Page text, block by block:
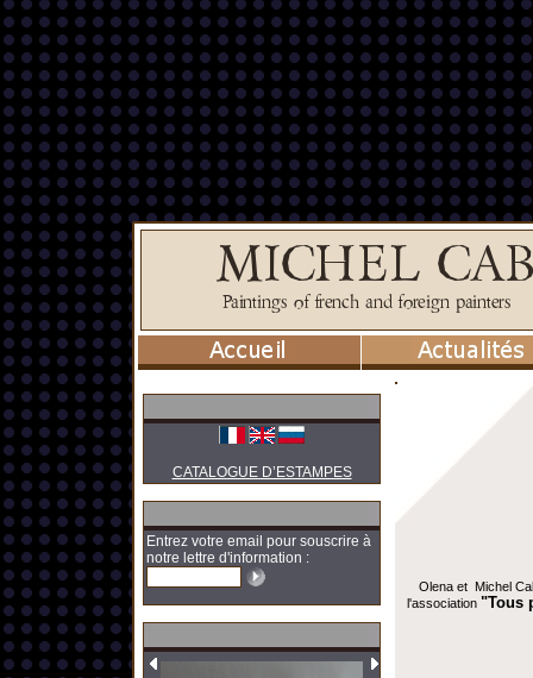
CATALOGUE D’ESTAMPES
Entrez votre email pour souscrire à
notre lettre d'information :
Olena et Michel
l'association "Tous